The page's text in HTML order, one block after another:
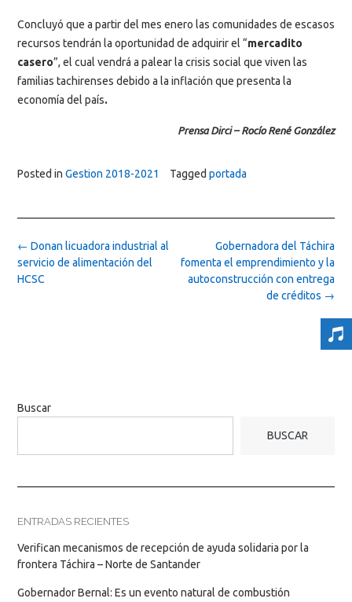
Concluyó que a partir del mes enero las comunidades de escasos
recursos tendrán la oportunidad de adquirir el “mercadito
casero”, el cual vendrá a palear la crisis social que viven las
familias tachirenses debido a la inflación que presenta la
economía del país.
Prensa Dirci – Rocío René González
Posted in Gestion 2018-2021 Tagged portada
Post
navigation
Gobernadora del Táchira
fomenta el emprendimiento y la
autoconstrucción con entrega
de créditos →
← Donan licuadora industrial al
servicio de alimentación del
HCSC
Buscar
BUSCAR
ENTRADAS RECIENTES
Verifican mecanismos de recepción de ayuda solidaria por la
frontera Táchira – Norte de Santander
Gobernador Bernal: Es un evento natural de combustión